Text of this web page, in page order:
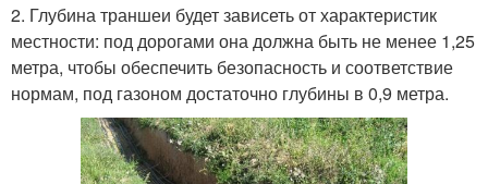
2. Глубина траншеи будет зависеть от характеристик
местности: под дорогами она должна быть не менее 1,25
метра, чтобы обеспечить безопасность и соответствие
нормам, под газоном достаточно глубины в 0,9 метра.